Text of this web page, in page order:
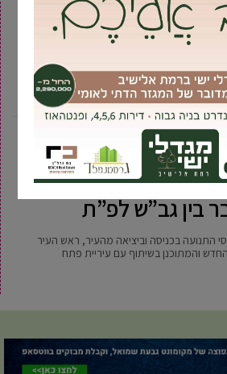
לסיוט
שמואל בשנים האחרונות כוללת בניית שבילי
הרחבת והוספת כבישים המחברים
כביש חדש בהשקעה של
התנועה בכניסה וביציאה מהעיר, ראש העיר
והמתוכנן בשיתוף עם עיריית פתח